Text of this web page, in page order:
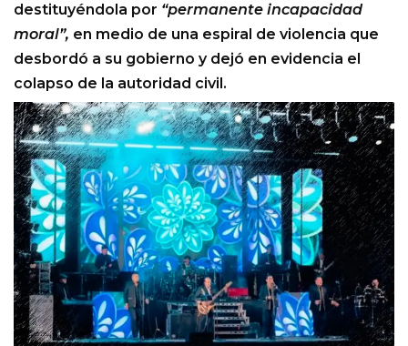
destituyéndola por “permanente incapacidad
moral”, en medio de una espiral de violencia que
desbordó a su gobierno y dejó en evidencia el
colapso de la autoridad civil.